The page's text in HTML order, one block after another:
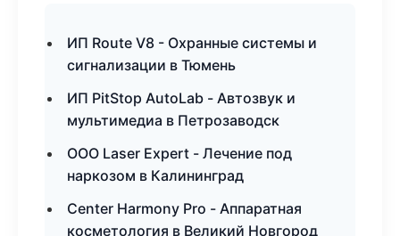
ИП Route V8 - Охранные системы и
сигнализации в Тюмень
ИП PitStop AutoLab - Автозвук и
мультимедиа в Петрозаводск
ООО Laser Expert - Лечение под
наркозом в Калининград
Center Harmony Pro - Аппаратная
косметология в Великий Новгород